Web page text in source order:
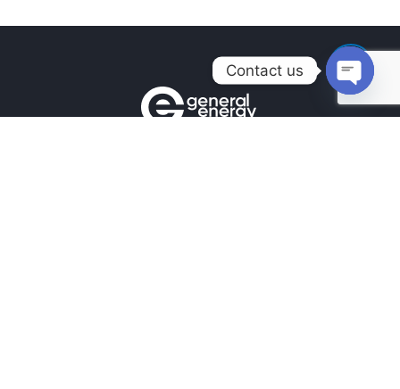
Contact us
Open
chaty